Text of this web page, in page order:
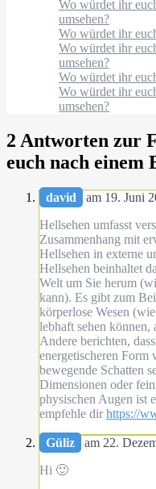
Wo würdet ihr
umsehen?
Wo würdet ihr
Wo würdet ihr
umsehen?
Wo würdet ihr
Wo würdet ihr
umsehen?
2 Antworten zur
euch nach einem
david
am 19. Juni
Hellsehen umfasst
Zusammenhang mit
Hellsehen in externe
Hellsehen beinhaltet
Welt um Sie herum
kann). Es gibt zum
körperlose Wesen
lebhaft sehen können,
Andere berichten,
energetischeren
bewegende Schatten
Dimensionen oder
physischen Augen ist
empfehle dir https://
Güliz
am 22.
Hi 🙂